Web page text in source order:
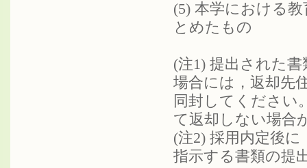
(5) 本学における
とめたもの
(注1) 提出された
場合には，返却先
同封してください
て返却しない場合
(注2) 採用内定後
指示する書類の提